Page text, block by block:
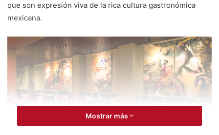
que son expresión viva de la rica cultura gastronómica
mexicana.
Mostrar más